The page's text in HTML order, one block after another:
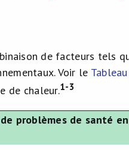
de facteurs tels
Voir le
de chaleur.1-3
problèmes de santé